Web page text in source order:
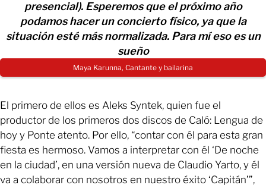
presencial). Esperemos que el próximo año
podamos hacer un concierto físico, ya que la
situación esté más normalizada. Para mí eso es un
sueño
Maya Karunna, Cantante y bailarina
El primero de ellos es Aleks Syntek, quien fue el
productor de los primeros dos discos de Caló: Lengua de
hoy y Ponte atento. Por ello, “contar con él para esta gran
fiesta es hermoso. Vamos a interpretar con él ‘De noche
en la ciudad’, en una versión nueva de Claudio Yarto, y él
va a colaborar con nosotros en nuestro éxito ‘Capitán’”,